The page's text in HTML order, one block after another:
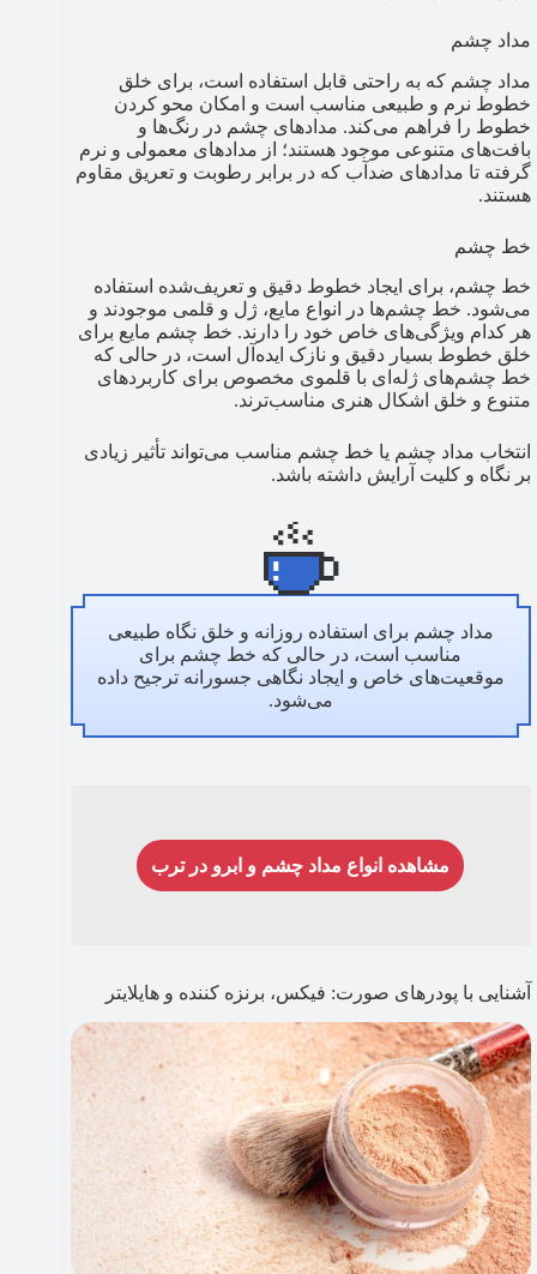
مداد چشم
مداد چشم که به راحتی قابل استفاده است، برای خلق
خطوط نرم و طبیعی مناسب است و امکان محو کردن
خطوط را فراهم می‌کند. مدادهای چشم در رنگ‌ها و
بافت‌های متنوعی موجود هستند؛ از مدادهای معمولی و نرم
گرفته تا مدادهای ضدآب که در برابر رطوبت و تعریق مقاوم
هستند.
خط چشم
خط چشم، برای ایجاد خطوط دقیق و تعریف‌شده استفاده
می‌شود. خط چشم‌ها در انواع مایع، ژل و قلمی موجودند و
هر کدام ویژگی‌های خاص خود را دارند. خط چشم مایع برای
خلق خطوط بسیار دقیق و نازک ایده‌آل است، در حالی که
خط چشم‌های ژله‌ای با قلموی مخصوص برای کاربردهای
متنوع و خلق اشکال هنری مناسب‌ترند.
انتخاب مداد چشم یا خط چشم مناسب می‌تواند تأثیر زیادی
بر نگاه و کلیت آرایش داشته باشد.
مداد چشم برای استفاده روزانه و خلق نگاه طبیعی
مناسب است، در حالی که خط چشم برای
موقعیت‌های خاص و ایجاد نگاهی جسورانه ترجیح داده
می‌شود.
مشاهده انواع مداد چشم و ابرو در ترب
آشنایی با پودرهای صورت: فیکس، برنزه کننده و هایلایتر